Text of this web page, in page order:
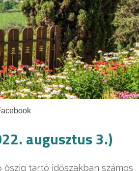
augusztus 3.)
tartó időszakban számos